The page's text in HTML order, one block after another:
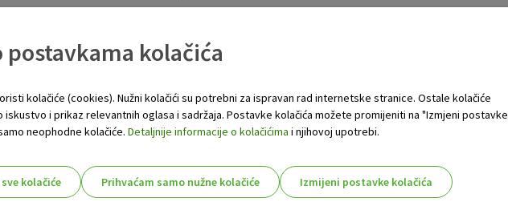
je u suradnji s HNK Zadar omogućio svojim korisnicima preuzimanje ulaznice za
kunu
200 bodovaće od danas biti dostupna u OTPetici i ograničenog je trajanja.
kolačića
kolačiće (cookies). Nužni kolačići su potrebni za ispravan rad internetske stranice. Ostale kolačiće
i prikaz relevantnih oglasa i sadržaja. Postavke kolačića možete promijeniti na "Izmjeni postavke
neophodne kolačiće. Detaljnije informacije o kolačićima i njihovoj upotrebi.
kolačiće Prihvaćam samo nužne kolačiće
Izmijeni postavke kolačića